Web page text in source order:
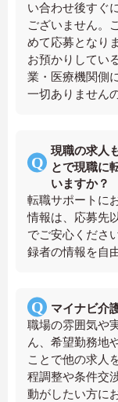
い合わせ後すぐ
ございません。
めて応募となり
お預かりしてい
業・医療機関側
一切ありません
現職の求人
とで現職に
いますか？
転職サポートに
情報は、応募先
でご安心くださ
録者の情報を自
マイナビ介
職場の雰囲気や
ん、希望勤務地
ことで他の求人
程調整や条件交
動がしたい方に